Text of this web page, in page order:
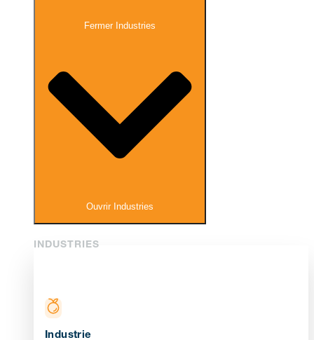
Fermer Industries
Ouvrir Industries
INDUSTRIES
Industrie